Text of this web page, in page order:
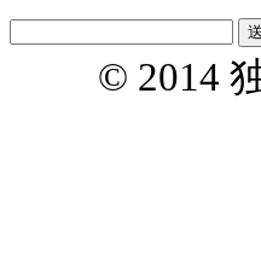
© 2014